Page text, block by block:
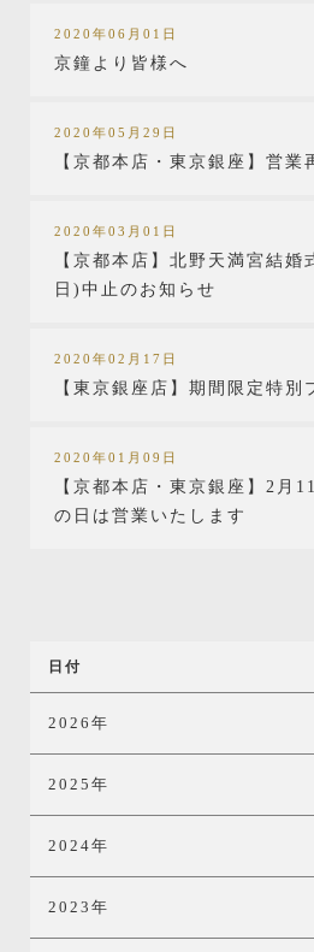
2020年06月01日
京鐘より皆様へ
2020年05月29日
【京都本店・東京銀座】営業
2020年03月01日
【京都本店】北野天満宮結
日)中止のお知らせ
2020年02月17日
【東京銀座店】期間限定特別
2020年01月09日
【京都本店・東京銀座】2月
の日は営業いたします
日付
2026年
2025年
2024年
2023年